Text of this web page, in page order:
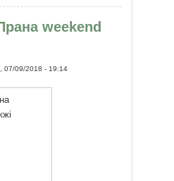
і творчості
місто" на морі під
weekend
07/09/2018 - 19:14